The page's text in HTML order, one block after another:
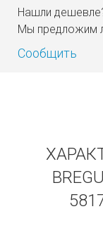
Нашли
Мы предложим
Сообщить